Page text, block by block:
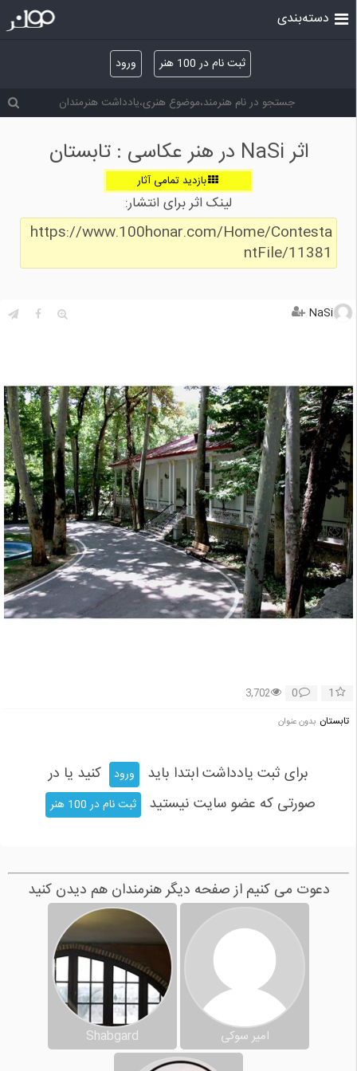
ثبت نام در 100 هنر ورود
دسته‌بندی
اثر NaSi در هنر عکاسی : تابستان
بازدید تمامی آثار
لینک اثر برای انتشار:
https://www.100honar.com/Home/Contesta
ntFile/11381
NaSi
1
0
3,702
تابستان بدون عنوان
برای ثبت یادداشت ابتدا باید ورود
کنید یا در
صورتی که عضو سایت نیستید
ثبت نام در 100 هنر
دعوت می کنیم از صفحه دیگر هنرمندان هم دیدن کنید
امیر سوکی Shabgard